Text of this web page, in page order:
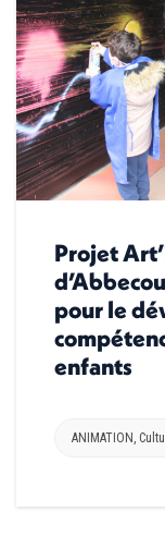
Projet
pour le
enfants
ANIMATION ,